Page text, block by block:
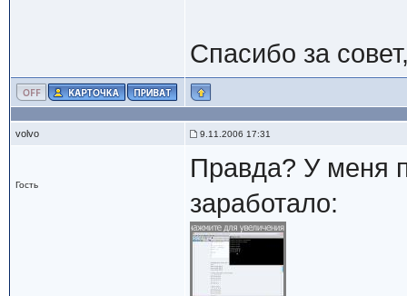
Спасибо за
volvo 9.11.2006 17:31
Гость
Правда? У меня
заработало: